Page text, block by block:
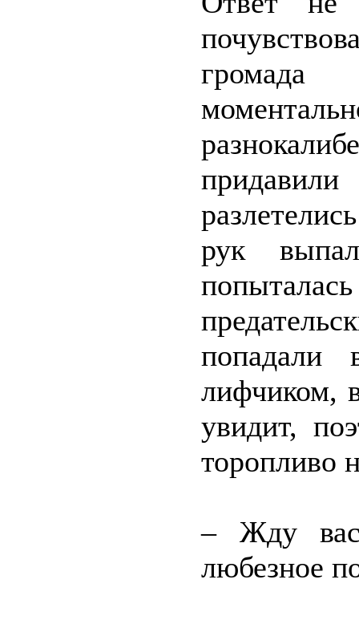
громада
рук
лифчиком,
увидит,
торопливо
– Жду вас
любезное